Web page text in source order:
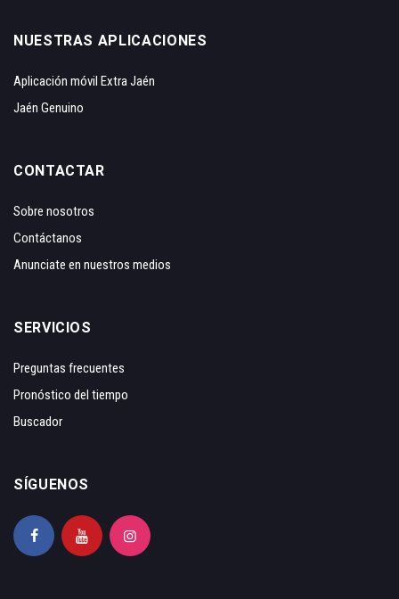
NUESTRAS APLICACIONES
Aplicación móvil Extra Jaén
Jaén Genuino
CONTACTAR
Sobre nosotros
Contáctanos
Anunciate en nuestros medios
SERVICIOS
Preguntas frecuentes
Pronóstico del tiempo
Buscador
SÍGUENOS